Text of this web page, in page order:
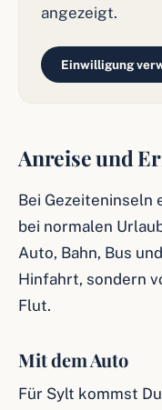
angezeigt.
Einwilligung
Anreise und
Bei Gezeiteninseln
bei normalen
Auto, Bahn, Bus
Hinfahrt, sondern
Flut.
Mit dem Auto
Für Sylt kommst